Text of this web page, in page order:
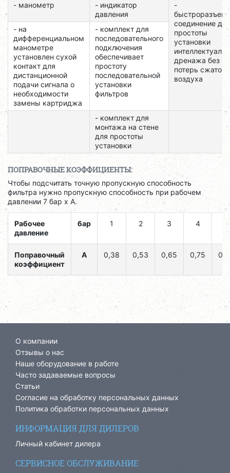
- манометр
- индикатор
давления
-
соединение для
простоты
установки
дренажа без
потерь сжатого
воздуха
- на
дифференциальном
манометре
установлен сухой
контакт для
дистанционной
подачи сигнала о
необходимости
замены картриджа
- комплект для
последовательного
подключения
обеспечивает
простоту
последовательной
установки
фильтров
- комплект для
монтажа на стене
для простоты
установки
ПОПРАВОЧНЫЕ КОЭФФИЦИЕНТЫ:
Чтобы подсчитать точную пропускную способность
фильтра нужно пропускную способность при рабочем
давлении 7 бар х А.
Рабочее
давление
бар 1 2 3 4 5
Поправочный
коэффициент
А 0,38 0,53 0,65 0,75
О компании
Отзывы о нас
Наше оборудование в работе
Часто задаваемые вопросы
Статьи
Согласие на обработку персональных данных
Политика обработки персональных данных
ИНФОРМАЦИЯ ДЛЯ ДИЛЕРОВ
Личный кабинет дилера
СЕРВИСНОЕ ОБСЛУЖИВАНИЕ